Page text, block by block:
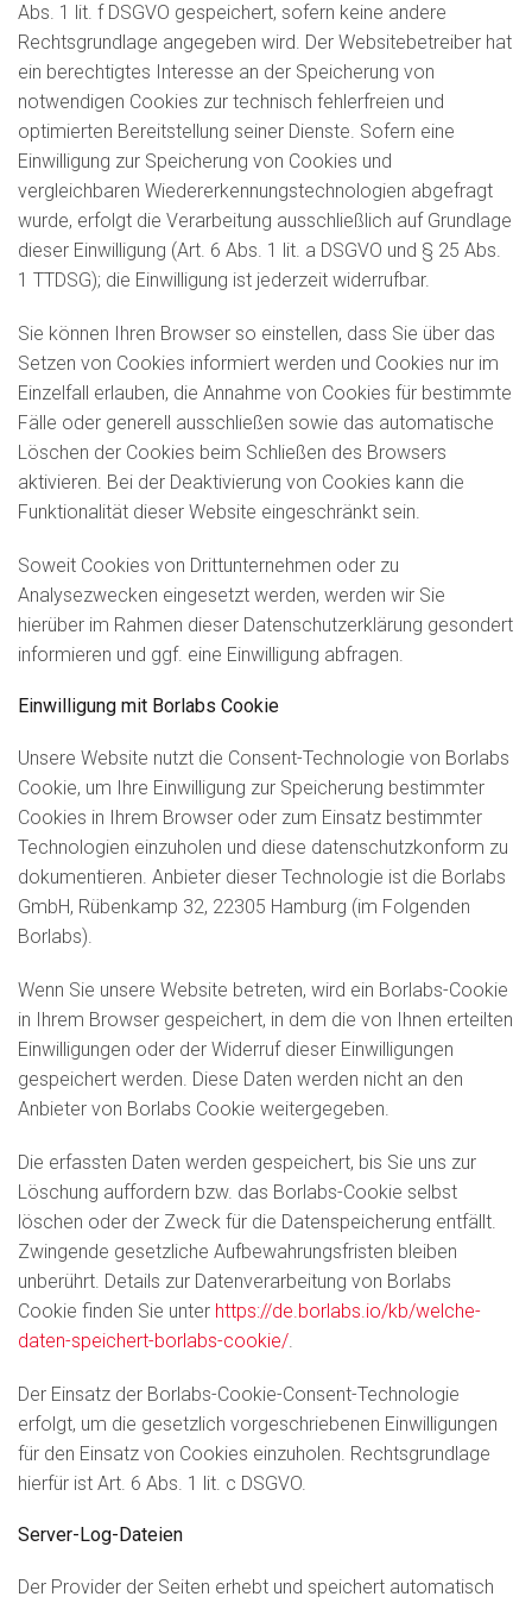
Abs. 1 lit. f DSGVO gespeichert, sofern keine andere
Rechtsgrundlage angegeben wird. Der Websitebetreiber hat
ein berechtigtes Interesse an der Speicherung von
notwendigen Cookies zur technisch fehlerfreien und
optimierten Bereitstellung seiner Dienste. Sofern eine
Einwilligung zur Speicherung von Cookies und
vergleichbaren Wiedererkennungstechnologien abgefragt
wurde, erfolgt die Verarbeitung ausschließlich auf Grundlage
dieser Einwilligung (Art. 6 Abs. 1 lit. a DSGVO und § 25 Abs.
1 TTDSG); die Einwilligung ist jederzeit widerrufbar.
Sie können Ihren Browser so einstellen, dass Sie über das
Setzen von Cookies informiert werden und Cookies nur im
Einzelfall erlauben, die Annahme von Cookies für bestimmte
Fälle oder generell ausschließen sowie das automatische
Löschen der Cookies beim Schließen des Browsers
aktivieren. Bei der Deaktivierung von Cookies kann die
Funktionalität dieser Website eingeschränkt sein.
Soweit Cookies von Drittunternehmen oder zu
Analysezwecken eingesetzt werden, werden wir Sie
hierüber im Rahmen dieser Datenschutzerklärung gesondert
informieren und ggf. eine Einwilligung abfragen.
Einwilligung mit Borlabs Cookie
Unsere Website nutzt die Consent-Technologie von Borlabs
Cookie, um Ihre Einwilligung zur Speicherung bestimmter
Cookies in Ihrem Browser oder zum Einsatz bestimmter
Technologien einzuholen und diese datenschutzkonform zu
dokumentieren. Anbieter dieser Technologie ist die Borlabs
GmbH, Rübenkamp 32, 22305 Hamburg (im Folgenden
Borlabs).
Wenn Sie unsere Website betreten, wird ein Borlabs-Cookie
in Ihrem Browser gespeichert, in dem die von Ihnen erteilten
Einwilligungen oder der Widerruf dieser Einwilligungen
gespeichert werden. Diese Daten werden nicht an den
Anbieter von Borlabs Cookie weitergegeben.
Die erfassten Daten werden gespeichert, bis Sie uns zur
Löschung auffordern bzw. das Borlabs-Cookie selbst
löschen oder der Zweck für die Datenspeicherung entfällt.
Zwingende gesetzliche Aufbewahrungsfristen bleiben
unberührt. Details zur Datenverarbeitung von Borlabs
Cookie finden Sie unter https://de.borlabs.io/kb/welche-
daten-speichert-borlabs-cookie/.
Der Einsatz der Borlabs-Cookie-Consent-Technologie
erfolgt, um die gesetzlich vorgeschriebenen Einwilligungen
für den Einsatz von Cookies einzuholen. Rechtsgrundlage
hierfür ist Art. 6 Abs. 1 lit. c DSGVO.
Server-Log-Dateien
Der Provider der Seiten erhebt und speichert automatisch